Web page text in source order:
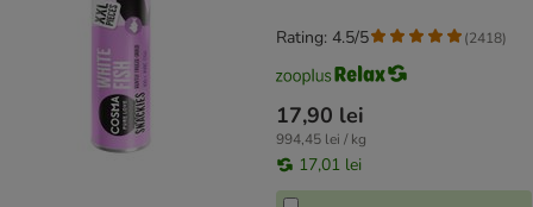
17,90 lei
994,45 lei / kg
17,01 lei
Rating: 4.5/5 (2418)